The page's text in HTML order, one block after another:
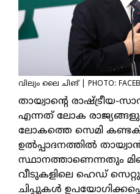
വില്യം ലൈ ചിങ് | PHOTO:
തായ്വാന്റെ രാഷ്ട്രീയ-
എന്നത് ലോക
ലോകത്തെ സെമി
ഉല്‍പ്പാദനത്തില്‍
സ്ഥാനത്താണെന്നതും
വീടുകളിലെ ഹെഡ്
ചിപ്പുകള്‍